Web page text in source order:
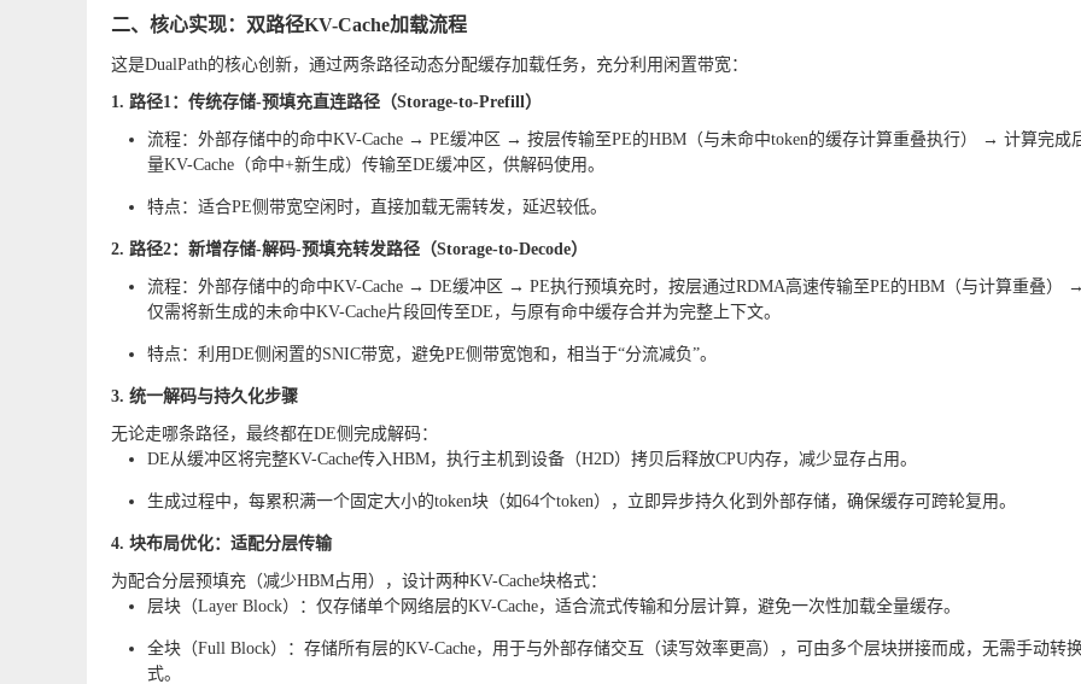
二、核心实现：双路径KV-Cache加载流程
这是DualPath的核心创新，通过两条路径动态分配缓存加载任务，充分利用闲置带宽：
1. 路径1：传统存储-预填充直连路径（Storage-to-Prefill）
流程：外部存储中的命中KV-Cache → PE缓冲区 → 按层传输至PE的HBM（与未命中token的缓存计算重叠执行） → 计算完成
量KV-Cache（命中+新生成）传输至DE缓冲区，供解码使用。
特点：适合PE侧带宽空闲时，直接加载无需转发，延迟较低。
2. 路径2：新增存储-解码-预填充转发路径（Storage-to-Decode）
流程：外部存储中的命中KV-Cache → DE缓冲区 → PE执行预填充时，按层通过RDMA高速传输至PE的HBM（与计算重叠）
仅需将新生成的未命中KV-Cache片段回传至DE，与原有命中缓存合并为完整上下文。
特点：利用DE侧闲置的SNIC带宽，避免PE侧带宽饱和，相当于“分流减负”。
3. 统一解码与持久化步骤
无论走哪条路径，最终都在DE侧完成解码：
DE从缓冲区将完整KV-Cache传入HBM，执行主机到设备（H2D）拷贝后释放CPU内存，减少显存占用。
生成过程中，每累积满一个固定大小的token块（如64个token），立即异步持久化到外部存储，确保缓存可跨轮复用。
4. 块布局优化：适配分层传输
为配合分层预填充（减少HBM占用），设计两种KV-Cache块格式：
层块（Layer Block）：仅存储单个网络层的KV-Cache，适合流式传输和分层计算，避免一次性加载全量缓存。
全块（Full Block）：存储所有层的KV-Cache，用于与外部存储交互（读写效率更高），可由多个层块拼接而成，无需手动转
式。